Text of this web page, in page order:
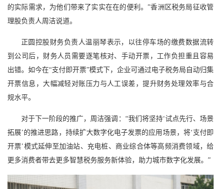
的实际需求，为他们带来了实实在在的便利。”香洲区税务局征收管
理股负责人周洁说道。
正圆控股财务负责人温丽琴表示，以往停车场的缴费数据流转
到公司后，财务人员需要逐笔核对、手动开票，工作负担重且容易
出错。如今在“支付即开票”模式下，企业可通过电子税务局自动归集
开票信息，大幅减轻对账压力与人工误差，提升财务处理效率与合
规水平。
对于下一阶段的推广，周洁强调：“我们将坚持‘试点先行、场景
拓展’的推进思路，持续扩大数字化电子发票的应用场景，将‘支付即
开票’模式延伸至加油站、充电桩、商业综合体等高频消费领域，给
更多消费者带去更多智慧税务服务新体验，助力城市数字化发展。”